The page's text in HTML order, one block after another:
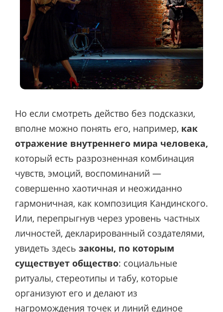
Но если смотреть действо без подсказки,
вполне можно понять его, например, как
отражение внутреннего мира человека,
который есть разрозненная комбинация
чувств, эмоций, воспоминаний —
совершенно хаотичная и неожиданно
гармоничная, как композиция Кандинского.
Или, перепрыгнув через уровень частных
личностей, декларированный создателями,
увидеть здесь законы, по которым
существует общество: социальные
ритуалы, стереотипы и табу, которые
организуют его и делают из
нагромождения точек и линий единое